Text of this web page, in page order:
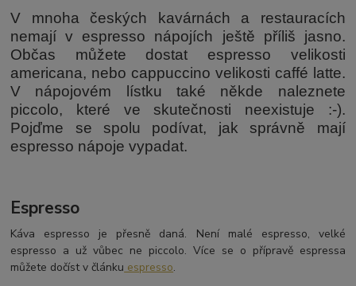
mokrá metoda zpracování kávy
suchá metoda zpracování kávy
ruční sběr kávy
strojový sběr kávy zelená káva pěstování kávy
V mnoha českých kavárnách a restauracích
nemají v espresso nápojích ještě příliš jasno.
Občas můžete dostat espresso velikosti
americana, nebo cappuccino velikosti caffé latte.
V nápojovém lístku také někde naleznete
piccolo, které ve skutečnosti neexistuje :-).
Pojďme se spolu podívat, jak správně mají
espresso nápoje vypadat.
Espresso
Káva espresso je přesně daná. Není malé espresso, velké
espresso a už vůbec ne piccolo. Více se o přípravě espressa
můžete dočíst v článku espresso.